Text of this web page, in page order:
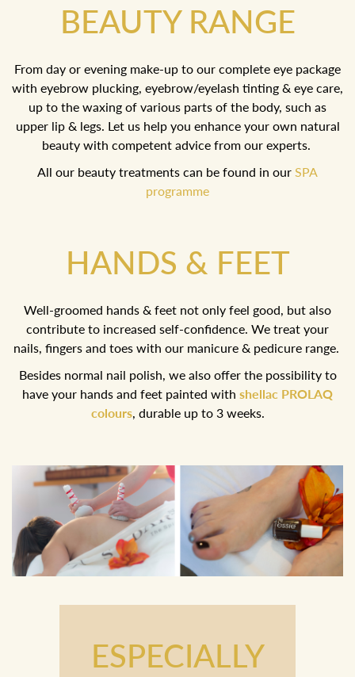
BEAUTY RANGE
From day or evening make-up to our complete eye package
with eyebrow plucking, eyebrow/eyelash tinting & eye care,
up to the waxing of various parts of the body, such as
upper lip & legs. Let us help you enhance your own natural
beauty with competent advice from our experts.
All our beauty treatments can be found in our SPA
programme
HANDS & FEET
Well-groomed hands & feet not only feel good, but also
contribute to increased self-confidence. We treat your
nails, fingers and toes with our manicure & pedicure range.
Besides normal nail polish, we also offer the possibility to
have your hands and feet painted with shellac PROLAQ
colours, durable up to 3 weeks.
ESPECIALLY